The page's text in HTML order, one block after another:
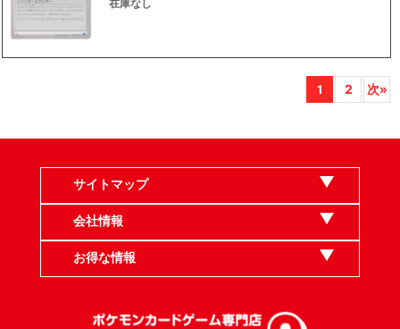
在庫なし
1 2 次»
サイトマップ
会社情報
お得な情報